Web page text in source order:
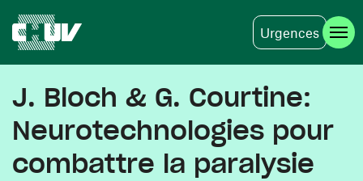
Urgences
J. Bloch & G. Courtine:
Neurotechnologies pour
combattre la paralysie